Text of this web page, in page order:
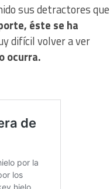
sus detractores que
éste se ha
difícil volver a ver
ocurra.